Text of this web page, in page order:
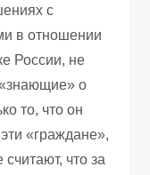
с
в отношении
России, не
о
то, что он
«граждане»,
что за